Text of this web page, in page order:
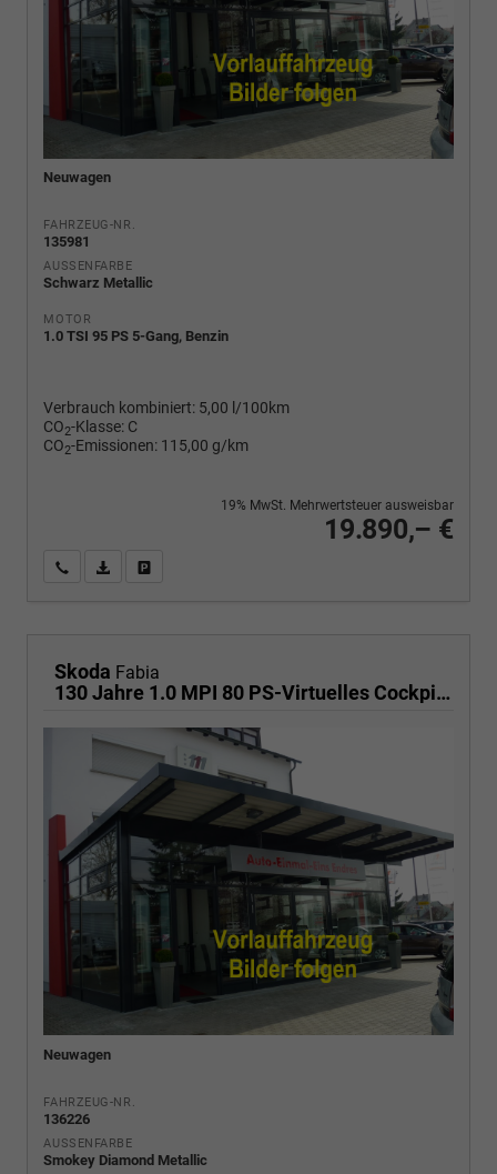
Neuwagen
FAHRZEUG-NR.
135981
AUSSENFARBE
Schwarz Metallic
MOTOR
1.0 TSI 95 PS 5-Gang, Benzin
Verbrauch kombiniert: 5,00 l/100km
CO2-Klasse: C
CO2-Emissionen: 115,00 g/km
19.890,– €
19% MwSt. Mehrwertsteuer ausweisbar
Wir rufen Sie anPDF-Fahrzeugexposé drucken
Skoda Fabia
130 Jahre 1.0 MPI 80 PS-Virtuelles Cockpit-AppleCarplay-Android-Auto-LED-Klima-Tempomat-Rückfahrkamera-DAB-SHZ-15" Alu-sofort
Neuwagen
FAHRZEUG-NR.
136226
AUSSENFARBE
Smokey Diamond Metallic